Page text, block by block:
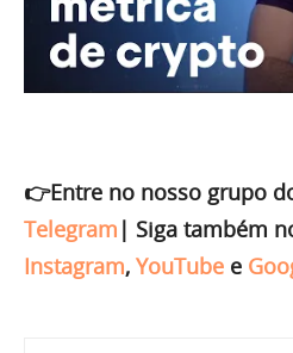
👉Entre no nosso grupo
Telegram | Siga também
Instagram, YouTube e